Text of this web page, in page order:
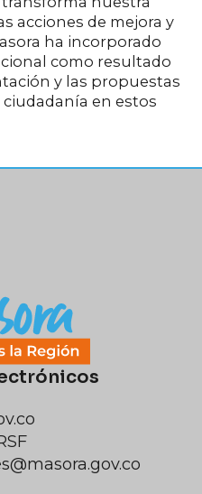
acciones de mejora y
ha incorporado
como resultado
y las propuestas
en estos